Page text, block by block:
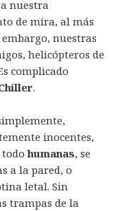
nuestra
de mira, al más
embargo, nuestras
helicópteros de
complicado
.
inocentes,
todohumanas, se
a la pared, o
letal. Sin
trampas de la